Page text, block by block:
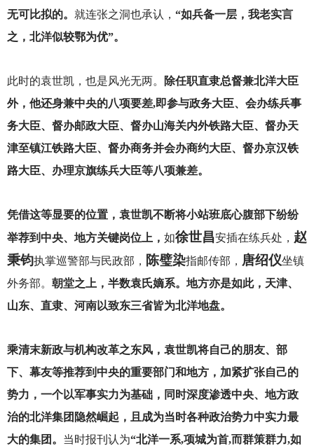
无可比拟的。 就连张之洞也承认， “如兵备一层，我老实言
之，北洋似较鄂为优”。
此时的袁世凯，也是风光无两。
除任职直隶总督兼北洋大臣
外，他还身兼中央的八项要差,即参与政务大臣、会办练兵事
务大臣、督办邮政大臣、督办山海关内外铁路大臣、督办天
津至镇江铁路大臣、督办商务并会办商约大臣、督办京汉铁
路大臣、办理京旗练兵大臣等八项兼差。
凭借这等显要的位置，袁世凯不断将小站班底心腹部下纷纷
举荐到中央、地方关键岗位上， 如徐世昌安插在练兵处， 赵
秉钧执掌巡警部与民政部， 陈璧染指邮传部， 唐绍仪坐镇
外务部。 朝堂之上，半数袁氏嫡系。地方亦是如此，天津、
山东、直隶、河南以致东三省皆为北洋地盘。
乘清末新政与机构改革之东风，袁世凯将自己的朋友、部
下、幕友等推荐到中央的重要部门和地方，加紧扩张自己的
势力，一个以军事实力为基础，同时深度渗透中央、地方政
治的北洋集团隐然崛起，且成为当时各种政治势力中实力最
大的集团。 当时报刊认为“北洋一系,项城为首,而群策群力,如